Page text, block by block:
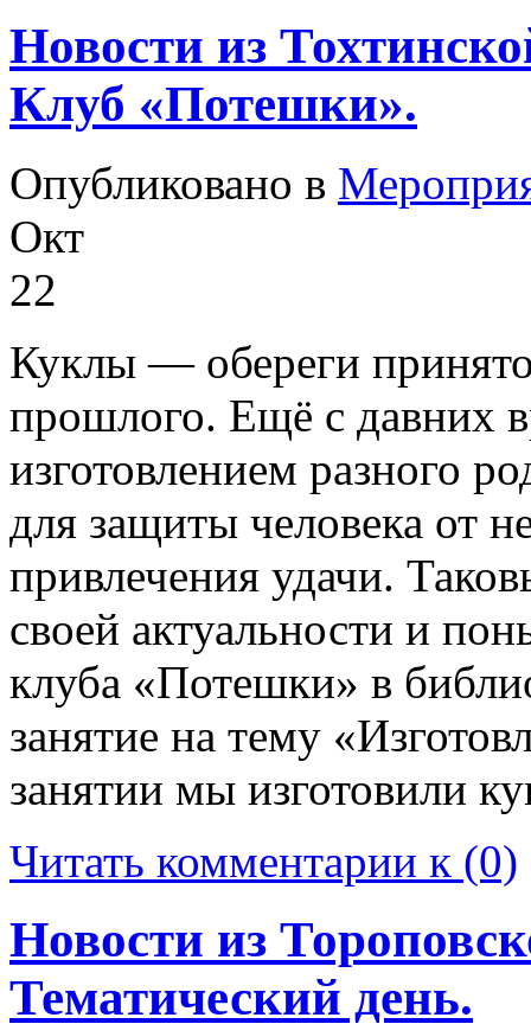
Новости из
Клуб «Потешки».
Опубликовано в
Окт
22
Куклы — обереги
прошлого. Ещё с давних
изготовлением разного
для защиты человека от
привлечения удачи.
своей актуальности и
клуба «Потешки» в
занятие на тему
занятии мы изготовили
Читать комментарии к (0)
Новости из
Тематический день.